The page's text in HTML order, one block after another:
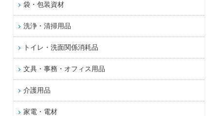
袋・包装資材
洗浄・清掃用品
トイレ・洗面関係消耗品
文具・事務・オフィス用品
介護用品
家電・電材